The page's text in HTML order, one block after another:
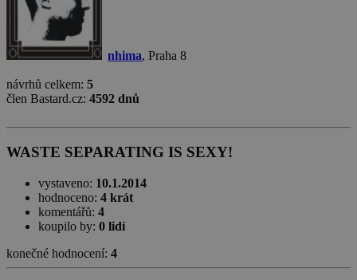
nhima, Praha 8
návrhů celkem: 5
člen Bastard.cz: 4592 dnů
WASTE SEPARATING IS SEXY!
vystaveno: 10.1.2014
hodnoceno: 4 krát
komentářů: 4
koupilo by: 0 lidí
konečné hodnocení: 4